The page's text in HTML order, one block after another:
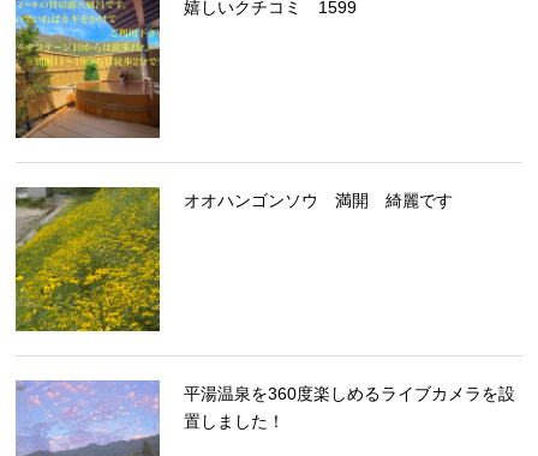
嬉しいクチコミ 1599
オオハンゴンソウ 満開 綺麗です
平湯温泉を360度楽しめるライブカメラを設
置しました！